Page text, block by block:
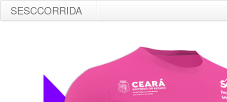
SESCCORRIDA